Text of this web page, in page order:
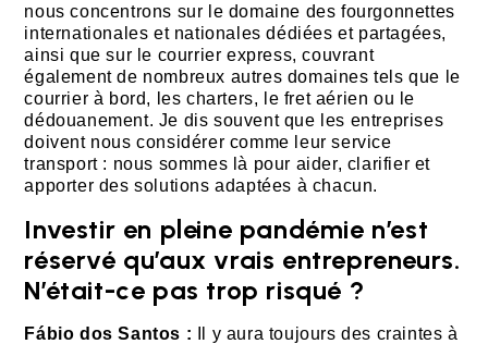
nous concentrons sur le domaine des fourgonnettes
internationales et nationales dédiées et partagées,
ainsi que sur le courrier express, couvrant
également de nombreux autres domaines tels que le
courrier à bord, les charters, le fret aérien ou le
dédouanement. Je dis souvent que les entreprises
doivent nous considérer comme leur service
transport : nous sommes là pour aider, clarifier et
apporter des solutions adaptées à chacun.
Investir en pleine pandémie n’est
réservé qu’aux vrais entrepreneurs.
N’était-ce pas trop risqué ?
Fábio dos Santos : Il y aura toujours des craintes à